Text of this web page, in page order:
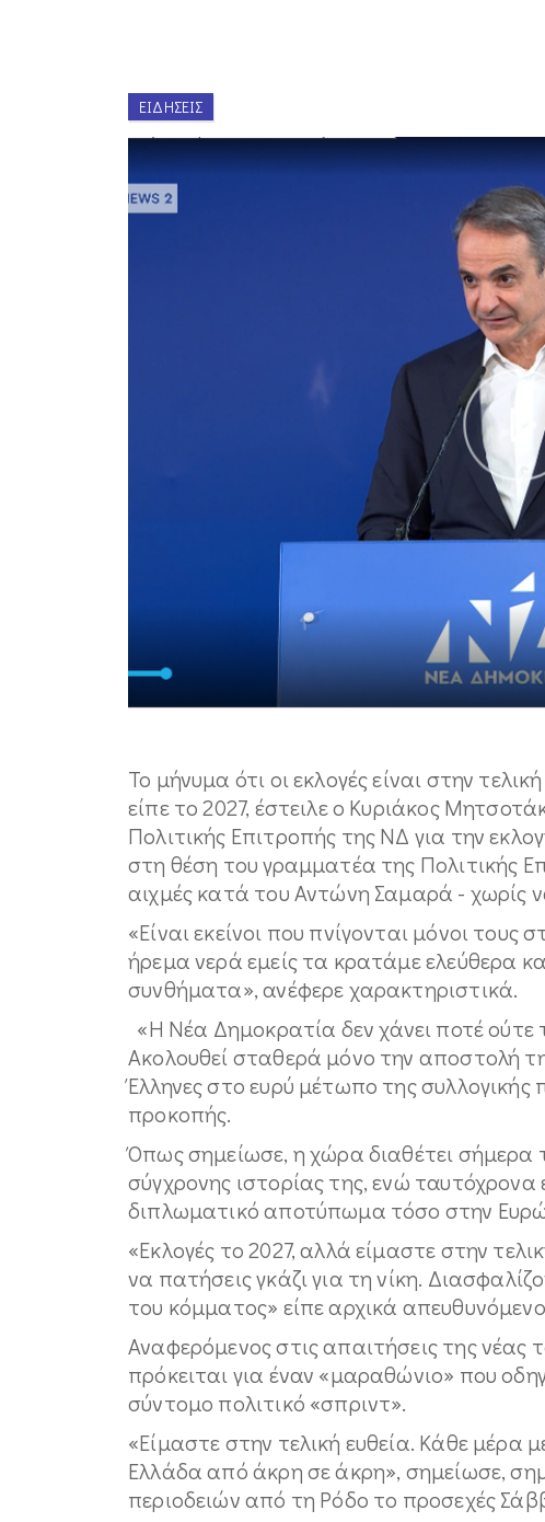
ΕΙΔΉΣΕΙΣ
Το μήνυμα ότι οι εκλογές είναι στην
είπε το 2027, έστειλε ο Κυριάκος
Πολιτικής Επιτροπής της ΝΔ για την
στη θέση του γραμματέα της Πολιτικής
αιχμές κατά του Αντώνη Σαμαρά - χωρίς
«Είναι εκείνοι που πνίγονται μόνοι
ήρεμα νερά εμείς τα κρατάμε ελεύθερα
συνθήματα», ανέφερε χαρακτηριστικά.
«Η Νέα Δημοκρατία δεν χάνει ποτέ
Ακολουθεί σταθερά μόνο την αποστολή
Έλληνες στο ευρύ μέτωπο της
προκοπής.
Όπως σημείωσε, η χώρα διαθέτει σήμερα
σύγχρονης ιστορίας της, ενώ ταυτόχρονα
διπλωματικό αποτύπωμα τόσο στην
«Εκλογές το 2027, αλλά είμαστε στην
να πατήσεις γκάζι για τη νίκη.
του κόμματος» είπε αρχικά
Αναφερόμενος στις απαιτήσεις της
πρόκειται για έναν «μαραθώνιο» που
σύντομο πολιτικό «σπριντ».
«Είμαστε στην τελική ευθεία. Κάθε μέρα
Ελλάδα από άκρη σε άκρη», σημείωσε,
περιοδειών από τη Ρόδο το προσεχές